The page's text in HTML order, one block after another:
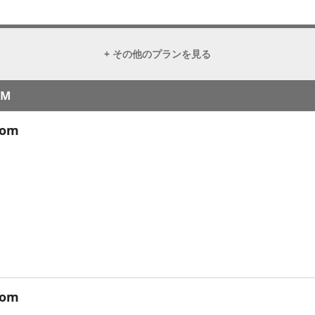
+ その他のプランを見る